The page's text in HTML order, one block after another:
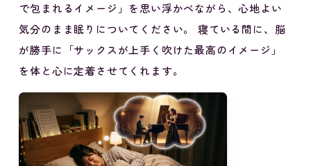
で包まれるイメージ」を思い浮かべながら、心地よい
気分のまま眠りについてください。 寝ている間に、脳
が勝手に「サックスが上手く吹けた最高のイメージ」
を体と心に定着させてくれます。